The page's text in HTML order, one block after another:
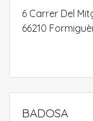
6 Carrer Del
66210
BADOSA